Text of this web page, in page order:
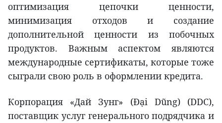
оптимизация цепочки ценности,
минимизация отходов и создание
дополнительной ценности из побочных
продуктов. Важным аспектом являются
международные сертификаты, которые тоже
сыграли свою роль в оформлении кредита.
Корпорация «Дай Зунг» (Đại Dũng) (DDC),
поставщик услуг генерального подрядчика и